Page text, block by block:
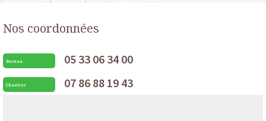
Nos coordonnées
Bureau 05 33 06 34 00
Chantier 07 86 88 19 43